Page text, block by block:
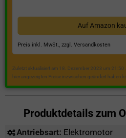
Auf Amazon
Preis inkl. MwSt., zzgl. Versandkosten
Zuletzt aktualisiert am 18. Dezember 2023 um 21:50
hier angezeigten Preise inzwischen geändert haben
Produktdetails zum
Antriebsart: Elektromotor